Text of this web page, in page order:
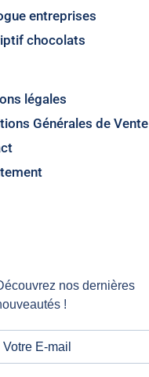
entreprises
chocolats
légales
Générales de Vente
nos dernières
!